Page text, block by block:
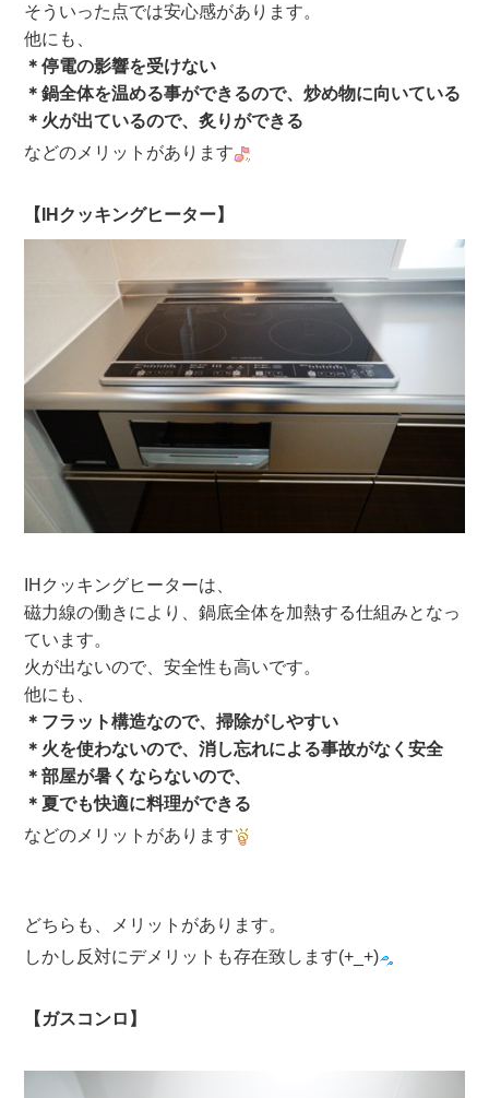
そういった点では安心感があります。
他にも、
＊停電の影響を受けない
＊鍋全体を温める事ができるので、炒め物に向いている
＊火が出ているので、炙りができる
などのメリットがあります
【IHクッキングヒーター】
IHクッキングヒーターは、
磁力線の働きにより、鍋底全体を加熱する仕組みとなっ
ています。
火が出ないので、安全性も高いです。
他にも、
＊フラット構造なので、掃除がしやすい
＊火を使わないので、消し忘れによる事故がなく安全
＊部屋が暑くならないので、
＊夏でも快適に料理ができる
などのメリットがあります
どちらも、メリットがあります。
しかし反対にデメリットも存在致します(+_+)
【ガスコンロ】